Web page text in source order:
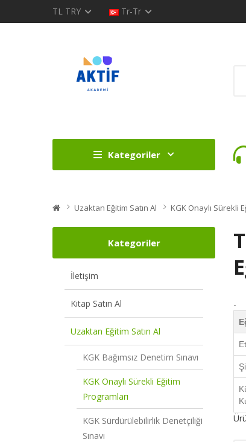
TL TRY Tr-Tr
Kategoriler
Uzaktan Eğitim Satın Al KGK Onaylı Sürekli
Kategoriler
İletişim
Kitap Satın Al
Uzaktan Eğitim Satın Al
KGK Bağımsız Denetim Sınavı
KGK Onaylı Sürekli Eğitim
Programları
KGK Sürdürülebilirlik Denetçiliği
Sınavı
-